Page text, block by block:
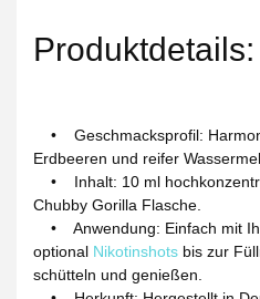
Produktdetails:
• Geschmacksprofil:
Erdbeeren und reifer
• Inhalt: 10 ml
Chubby Gorilla Flasche.
• Anwendung: Einfach mit
optional Nikotinshots bis zur
schütteln und genießen.